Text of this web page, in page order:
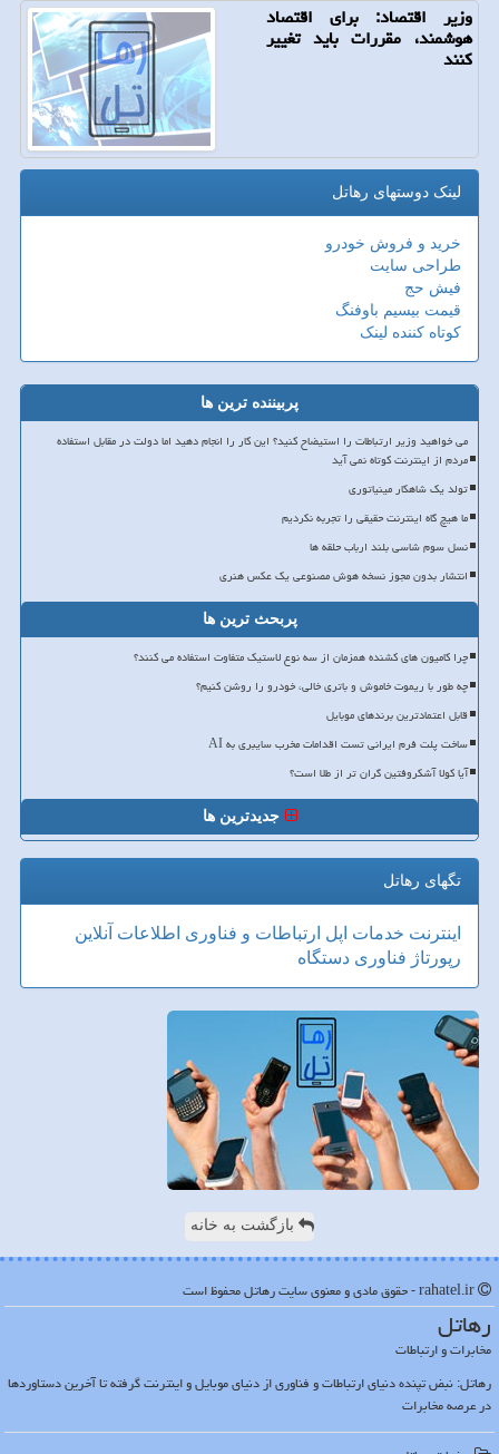
وزیر اقتصاد: برای اقتصاد
هوشمند، مقررات باید تغییر
كنند
لینک دوستهای رهاتل
خرید و فروش خودرو
طراحی سایت
فیش حج
قیمت بیسیم باوفنگ
کوتاه کننده لینک
پربیننده ترین ها
می خواهید وزیر ارتباطات را استیضاح کنید؟ این کار را انجام دهید اما دولت در مقابل استفاده
مردم از اینترنت کوتاه نمی آید
تولد یک شاهکار مینیاتوری
ما هیچ گاه اینترنت حقیقی را تجربه نکردیم
نسل سوم شاسی بلند ارباب حلقه ها
انتشار بدون مجوز نسخه هوش مصنوعی یک عکس هنری
پربحث ترین ها
چرا کامیون های کشنده همزمان از سه نوع لاستیک متفاوت استفاده می کنند؟
چه طور با ریموت خاموش و باتری خالی، خودرو را روشن کنیم؟
قابل اعتمادترین برندهای موبایل
ساخت پلت فرم ایرانی تست اقدامات مخرب سایبری به AI
آیا کولا آشکروفتین گران تر از طلا است؟
جدیدترین ها
تگهای رهاتل
اینترنت خدمات اپل ارتباطات و فناوری اطلاعات آنلاین
رپورتاژ فناوری دستگاه
بازگشت به خانه
رهاتل
مخابرات و ارتباطات
رهاتل: نبض تپنده دنیای ارتباطات و فناوری از دنیای موبایل و اینترنت گرفته تا آخرین دستاوردها
در عرصه مخابرات